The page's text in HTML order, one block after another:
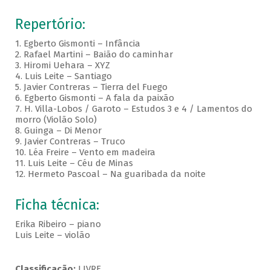
Repertório:
1. Egberto Gismonti – Infância
2. Rafael Martini – Baião do caminhar
3. Hiromi Uehara – XYZ
4. Luis Leite – Santiago
5. Javier Contreras – Tierra del Fuego
6. Egberto Gismonti – A fala da paixão
7. H. Villa-Lobos / Garoto – Estudos 3 e 4 / Lamentos do
morro (Violão Solo)
8. Guinga – Di Menor
9. Javier Contreras – Truco
10. Léa Freire – Vento em madeira
11. Luis Leite – Céu de Minas
12. Hermeto Pascoal – Na guaribada da noite
Ficha técnica:
Erika Ribeiro – piano
Luis Leite – violão